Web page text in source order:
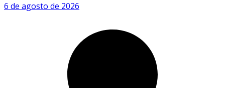
6 de agosto de 2026